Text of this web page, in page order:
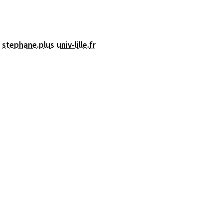
stephane.plus univ-lille.fr